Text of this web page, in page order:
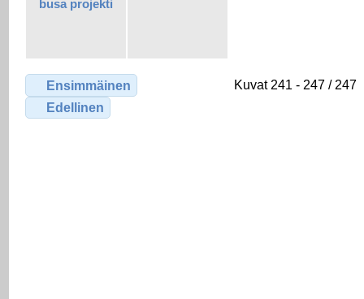
busa projekti
Ensimmäinen
Edellinen
Kuvat 241 - 247 / 247